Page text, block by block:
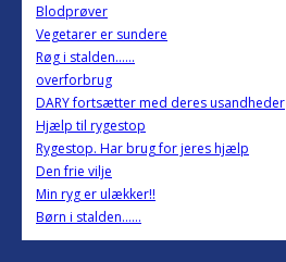
Blodprøver
Vegetarer er sundere
Røg i stalden......
overforbrug
DARY fortsætter med deres usandheder
Hjælp til rygestop
Rygestop. Har brug for jeres hjælp
Den frie vilje
Min ryg er ulækker!!
Børn i stalden......